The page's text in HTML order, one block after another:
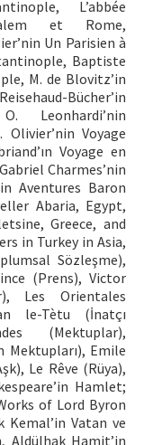
L’abbée
et Rome,
Un Parisien à
Baptiste
M. de Blovitz’in
Bücher’in
Leonhardi’nin
Voyage
Voyage en
Charmes’nin
Aventures Baron
Abaria, Egypt,
Greece, and
in Turkey in Asia,
Sözleşme),
(Prens), Victor
Les Orientales
le-Tètu (İnatçı
(Mektuplar),
Mektupları), Emile
Le Rêve (Rüya),
Hamlet;
of Lord Byron
Kemal’in Vatan ve
Aldülhak Hamit’in